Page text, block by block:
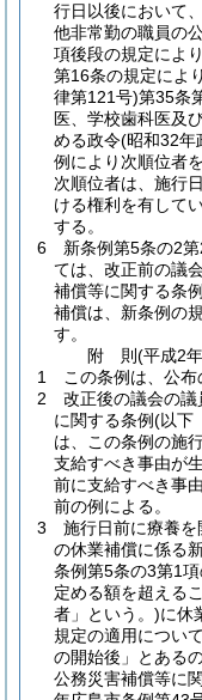
行日以後において
他非常勤の職員の
項後段の規定によ
第16条の規定によ
律第121号)第35条
医、学校歯科医及
める政令(昭和32年
例により次順位者
次順位者は、施行
ける権利を有して
する。
6
新条例第5条の2
ては、改正前の議
補償等に関する条
補償は、新条例の
す。
附 則(平成2
1
この条例は、公布
2
改正後の議会の
に関する条例(以下
は、この条例の施
支給すべき事由が
前に支給すべき事
前の例による。
3
施行日前に療養
の休業補償に係る
条例第5条の3第1
定める額を超える
者」という。)に休
規定の適用につい
の開始後」とある
公務災害補償等に